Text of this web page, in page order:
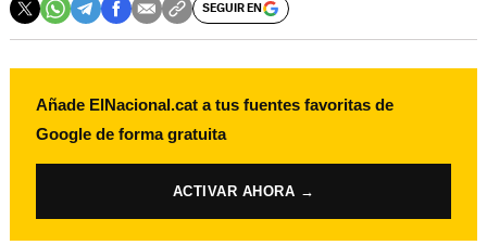
SEGUIR EN
Añade ElNacional.cat a tus fuentes favoritas de
Google de forma gratuita
ACTIVAR AHORA →